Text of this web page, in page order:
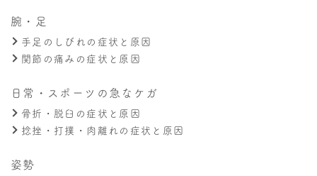
腕・足
手足のしびれの症状と原因
関節の痛みの症状と原因
日常・スポーツの急なケガ
骨折・脱臼の症状と原因
捻挫・打撲・肉離れの症状と原因
姿勢